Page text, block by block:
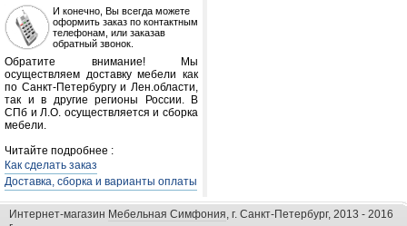
И конечно, Вы всегда можете
оформить заказ по контактным
телефонам, или заказав
обратный звонок.
Обратите внимание! Мы
осуществляем доставку мебели как
по Санкт-Петербургу и Лен.области,
так и в другие регионы России. В
СПб и Л.О. осуществляется и сборка
мебели.
Читайте подробнее :
Как сделать заказ
Доставка, сборка и варианты оплаты
Интернет-магазин Мебельная Симфония, г. Санкт-Петербург, 2013 - 2016